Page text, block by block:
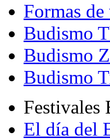
Formas
Budismo
Budismo
Budismo
Festivales
El día del